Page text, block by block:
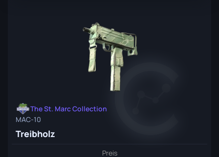
The St. Marc Collection
MAC-10
Treibholz
Preis